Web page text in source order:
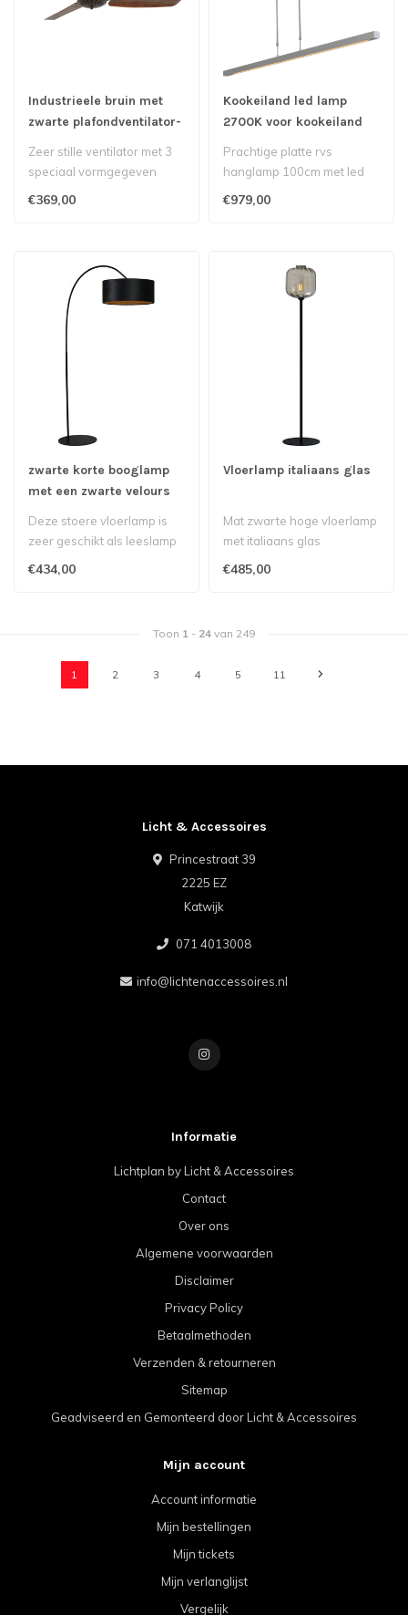
Industrieele bruin met
zwarte plafondventilator-
Zeer stille ventilator met 3
speciaal vormgegeven
€369,00
Kookeiland led lamp
2700K voor kookeiland
Mat RVS
Prachtige platte rvs
hanglamp 100cm met led
€979,00
zwarte korte booglamp
met een zwarte velours
kap
Deze stoere vloerlamp is
zeer geschikt als leeslamp
€434,00
Vloerlamp italiaans glas
Mat zwarte hoge vloerlamp
met italiaans glas
€485,00
Toon 1 - 24 van 249
1 2 3 4 5 11
Licht & Accessoires
Princestraat 39
2225 EZ
Katwijk
071 4013008
info@lichtenaccessoires.nl
Informatie
Lichtplan by Licht & Accessoires
Contact
Over ons
Algemene voorwaarden
Disclaimer
Privacy Policy
Betaalmethoden
Verzenden & retourneren
Sitemap
Geadviseerd en Gemonteerd door Licht & Accessoires
Mijn account
Account informatie
Mijn bestellingen
Mijn tickets
Mijn verlanglijst
Vergelijk